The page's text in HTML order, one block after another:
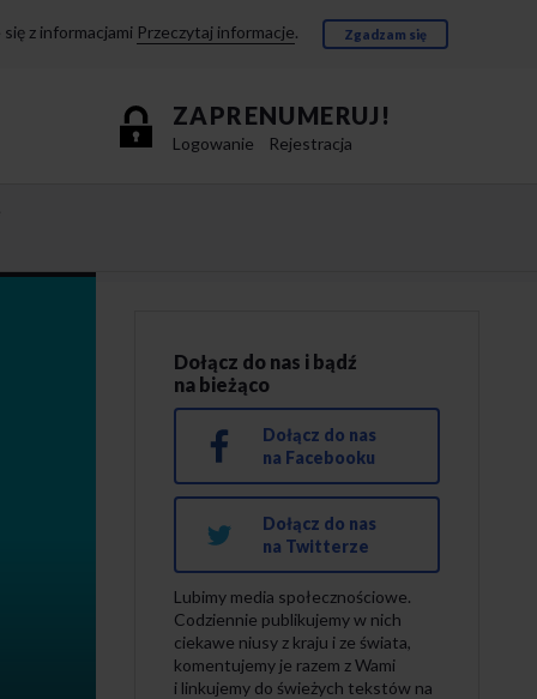
z informacjami Przeczytaj informacje. Zgadzam się
ZAPRENUMERUJ!
Logowanie Rejestracja
Dołącz do nas i bądź
na bieżąco
Dołącz do nas
na Facebooku
Dołącz do nas
na Twitterze
Lubimy media społecznościowe.
Codziennie publikujemy w nich
ciekawe niusy z kraju i ze świata,
komentujemy je razem z Wami
i linkujemy do świeżych tekstów na